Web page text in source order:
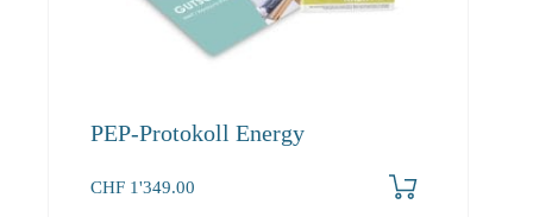
PEP-Protokoll Energy
CHF 1'349.00